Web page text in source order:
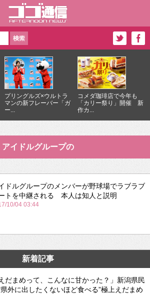
プリングルズ×ウルトラ
マンの新フレーバー「ガ
ー...
コメダ珈琲店で今年も
「カリー祭り」開催 新
作カ...
アイドルグループの
ドルグループのメンバーが野球場でラブラブ
トを中継される 本人は知人と説明
10/04 03:44
新着記事
えだまめって、こんなに甘かった？」新潟県民
県外に出したくないほど食べる”極上えだまめ